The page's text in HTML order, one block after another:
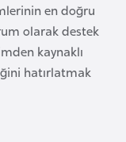
en doğru
olarak destek
kaynaklı
hatırlatmak